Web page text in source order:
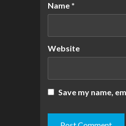
Name *
Website
Save my name,